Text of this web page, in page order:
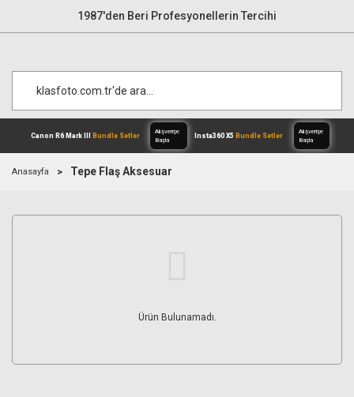
1987'den Beri Profesyonellerin Tercihi
Alışverişe
Anasayfa Tepe Flaş Aksesuar
Ürün Bulunamadı.